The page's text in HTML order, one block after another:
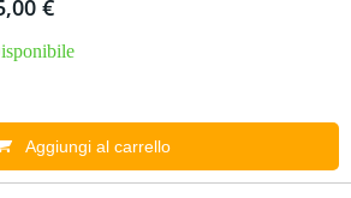
€
Aggiungi al carrello